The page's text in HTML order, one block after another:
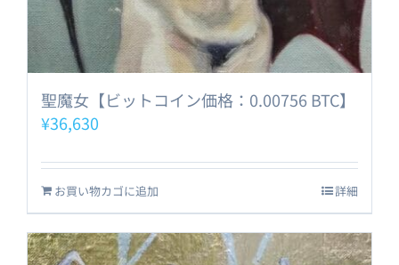
聖魔女【ビットコイン価格：0.00756 BTC】
¥36,630
お買い物カゴに追加 詳細